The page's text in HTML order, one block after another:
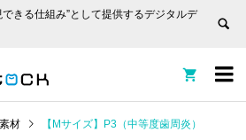
きる仕組み”として提供するデジタルデ


材 【Mサイズ】P3（中等度歯周炎）